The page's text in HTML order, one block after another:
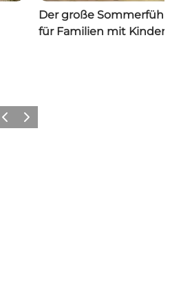
Der große
für Familien mit
ZurückWeiter